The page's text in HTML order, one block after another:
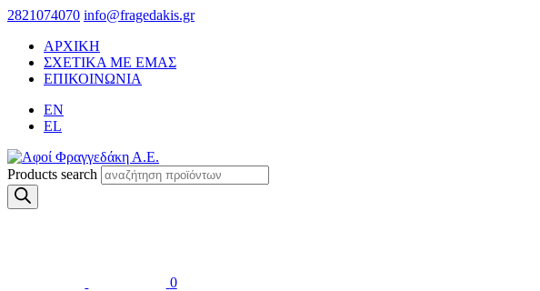
2821074070 info@fragedakis.gr
ΑΡΧΙΚΗ
ΣΧΕΤΙΚΑ ΜΕ ΕΜΑΣ
ΕΠΙΚΟΙΝΩΝΙΑ
EN
EL
Products search
0